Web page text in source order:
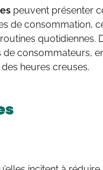
peuvent présenter
de consommation,
quotidiennes.
consommateurs,
heures creuses.